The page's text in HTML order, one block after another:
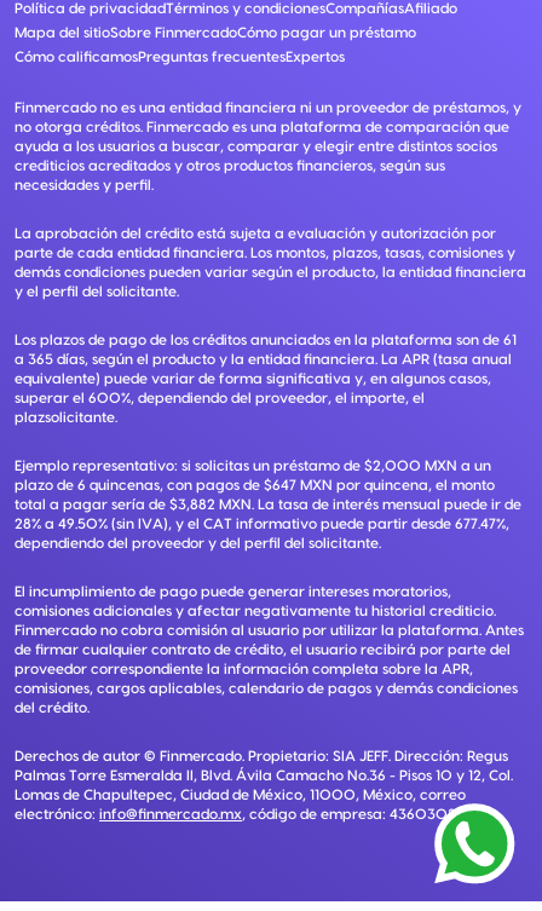
Política de privacidadTérminos y condicionesCompañíasAfiliado
Mapa del sitioSobre FinmercadoCómo pagar un préstamo
Cómo calificamosPreguntas frecuentesExpertos
Finmercado no es una entidad financiera ni un proveedor de préstamos, y
no otorga créditos. Finmercado es una plataforma de comparación que
ayuda a los usuarios a buscar, comparar y elegir entre distintos socios
crediticios acreditados y otros productos financieros, según sus
necesidades y perfil.
La aprobación del crédito está sujeta a evaluación y autorización por
parte de cada entidad financiera. Los montos, plazos, tasas, comisiones y
demás condiciones pueden variar según el producto, la entidad financiera
y el perfil del solicitante.
Los plazos de pago de los créditos anunciados en la plataforma son de 61
a 365 días, según el producto y la entidad financiera. La APR (tasa anual
equivalente) puede variar de forma significativa y, en algunos casos,
superar el 600%, dependiendo del proveedor, el importe, el
plazsolicitante.
Ejemplo representativo: si solicitas un préstamo de $2,000 MXN a un
plazo de 6 quincenas, con pagos de $647 MXN por quincena, el monto
total a pagar sería de $3,882 MXN. La tasa de interés mensual puede ir de
28% a 49.50% (sin IVA), y el CAT informativo puede partir desde 677.47%,
dependiendo del proveedor y del perfil del solicitante.
El incumplimiento de pago puede generar intereses moratorios,
comisiones adicionales y afectar negativamente tu historial crediticio.
Finmercado no cobra comisión al usuario por utilizar la plataforma. Antes
de firmar cualquier contrato de crédito, el usuario recibirá por parte del
proveedor correspondiente la información completa sobre la APR,
comisiones, cargos aplicables, calendario de pagos y demás condiciones
del crédito.
Derechos de autor © Finmercado. Propietario: SIA JEFF. Dirección: Regus
Palmas Torre Esmeralda II, Blvd. Ávila Camacho No.36 - Pisos 10 y 12, Col.
Lomas de Chapultepec, Ciudad de México, 11000, México, correo
electrónico: info@finmercado.mx, código de empresa: 43603085405.